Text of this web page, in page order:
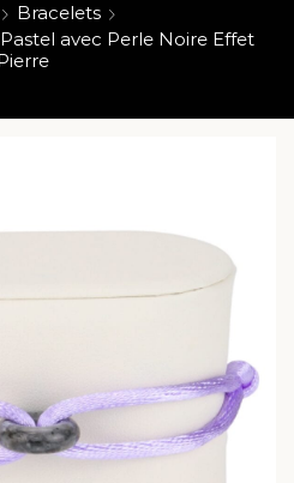
Bracelets
avec Perle Noire Effet